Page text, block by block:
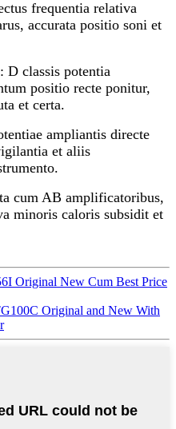
frequentia relativa
accurata positio soni et
D classis potentia
positio recte ponitur,
et certa.
ampliantis directe
et aliis
cum AB amplificatoribus,
minoris caloris subsidit et
Original New Cum Best Price
Original and New With